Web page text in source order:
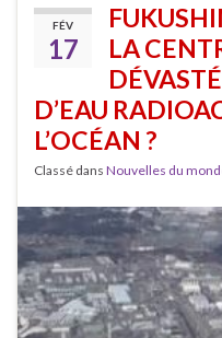
FÉV
17
LA
D’EAU
L’OCÉAN ?
Classé dans Nouvelles du